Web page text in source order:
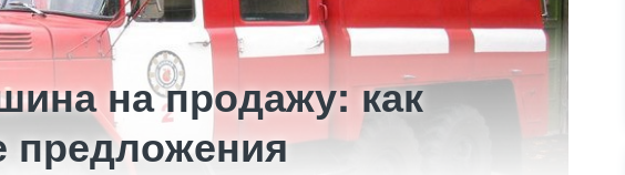
на продажу: как
предложения